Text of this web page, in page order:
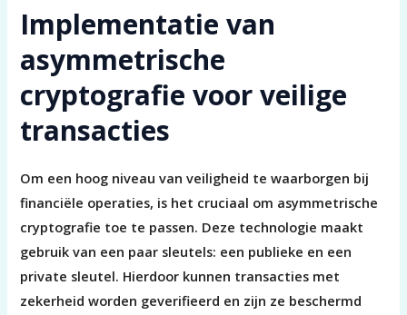
Implementatie van
asymmetrische
cryptografie voor veilige
transacties
Om een hoog niveau van veiligheid te waarborgen bij
financiële operaties, is het cruciaal om asymmetrische
cryptografie toe te passen. Deze technologie maakt
gebruik van een paar sleutels: een publieke en een
private sleutel. Hierdoor kunnen transacties met
zekerheid worden geverifieerd en zijn ze beschermd